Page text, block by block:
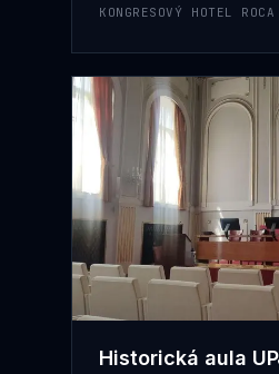
KONGRESOVÝ HOTEL
Historická aula